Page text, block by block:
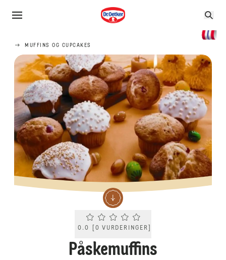
MUFFINS OG CUPCAKES
Current rating 0.0. Click to rate.
0.0 0 VURDERINGER
Påskemuffins